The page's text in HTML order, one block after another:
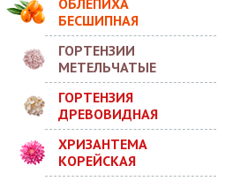
ОБЛЕПИХА
БЕСШИПНАЯ
ГОРТЕНЗИИ
МЕТЕЛЬЧАТЫЕ
ГОРТЕНЗИЯ
ДРЕВОВИДНАЯ
ХРИЗАНТЕМА
КОРЕЙСКАЯ